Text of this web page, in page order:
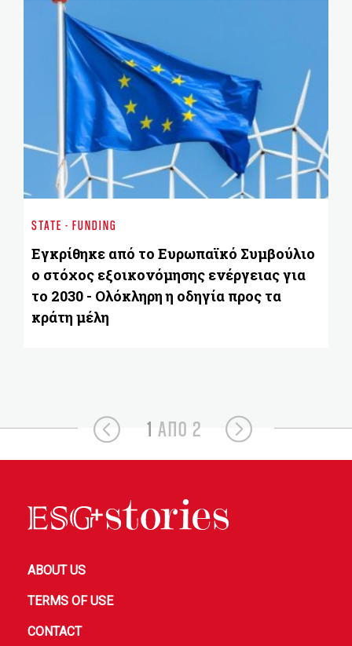
STATE - FUNDING
Εγκρίθηκε από το Ευρωπαϊκό Συμβούλιο
ο στόχος εξοικονόμησης ενέργειας για
το 2030 - Ολόκληρη η οδηγία προς τα
κράτη μέλη
1 ΑΠΟ 2
ABOUT US
TERMS OF USE
CONTACT